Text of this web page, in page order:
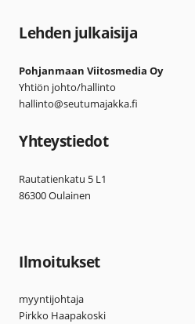
Lehden julkaisija
Pohjanmaan Viitosmedia Oy
Yhtiön johto/hallinto
hallinto@seutumajakka.fi
Yhteystiedot
Rautatienkatu 5 L1
86300 Oulainen
Ilmoitukset
myyntijohtaja
Pirkko Haapakoski